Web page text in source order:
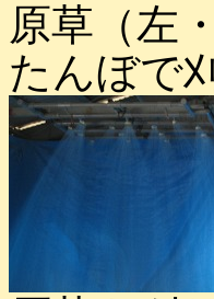
原草（
たんぼで